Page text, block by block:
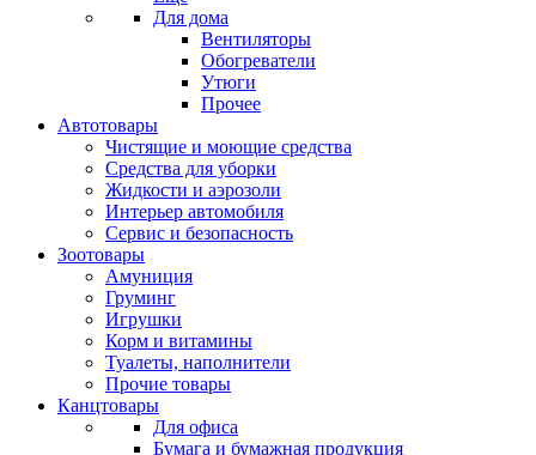
Для дома
Вентиляторы
Обогреватели
Утюги
Прочее
Автотовары
Чистящие и моющие средства
Средства для уборки
Жидкости и аэрозоли
Интерьер автомобиля
Сервис и безопасность
Зоотовары
Амуниция
Груминг
Игрушки
Корм и витамины
Туалеты, наполнители
Прочие товары
Канцтовары
Для офиса
Бумага и бумажная продукция